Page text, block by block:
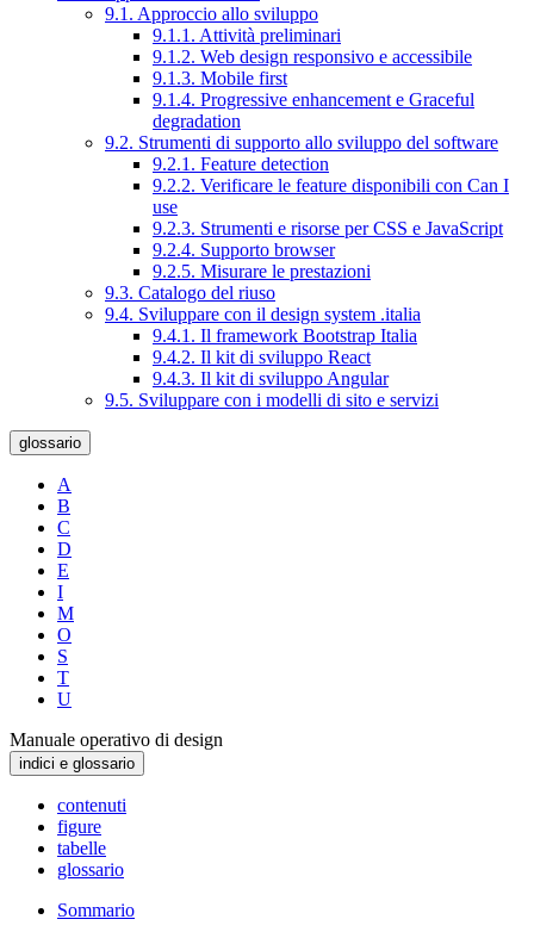
9.1. Approccio allo sviluppo
9.1.1. Attività preliminari
9.1.2. Web design responsivo e accessibile
9.1.3. Mobile first
9.1.4. Progressive enhancement e Graceful
degradation
9.2. Strumenti di supporto allo sviluppo del software
9.2.1. Feature detection
9.2.2. Verificare le feature disponibili con Can I
use
9.2.3. Strumenti e risorse per CSS e JavaScript
9.2.4. Supporto browser
9.2.5. Misurare le prestazioni
9.3. Catalogo del riuso
9.4. Sviluppare con il design system .italia
9.4.1. Il framework Bootstrap Italia
9.4.2. Il kit di sviluppo React
9.4.3. Il kit di sviluppo Angular
9.5. Sviluppare con i modelli di sito e servizi
glossario
A
B
C
D
E
I
M
O
S
T
U
Manuale operativo di design
indici e glossario
contenuti
figure
tabelle
glossario
Sommario